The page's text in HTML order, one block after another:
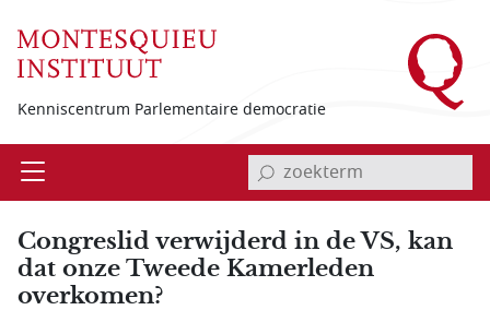
Kenniscentrum Parlementaire democratie
Open invoerveld zoekterm
Congreslid verwijderd in de VS, kan
dat onze Tweede Kamerleden
overkomen?